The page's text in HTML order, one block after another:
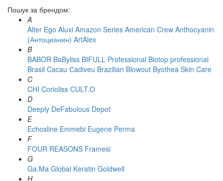
Пошук за брендом:
A
Alter Ego Aluxi Amazon Series American Crew Anthocyanin
(Антоцианин) ArtAlex
B
BABOR BaByliss BIFULL Professional Biotop professional
Brasil Cacau Сadiveu Brazilian Blowout Byothea Skin Care
C
CHI Corioliss CULT.O
D
Deeply DeFabulous Depot
E
Echosline Emmebi Eugene Perma
F
FOUR REASONS Framesi
G
Ga.Ma Global Keratin Goldwell
H